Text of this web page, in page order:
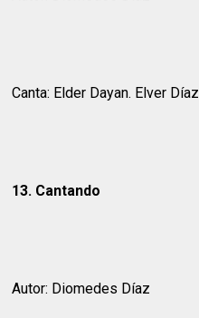
Canta: Elder Dayan. Elver Díaz
13. Cantando
Autor: Diomedes Díaz